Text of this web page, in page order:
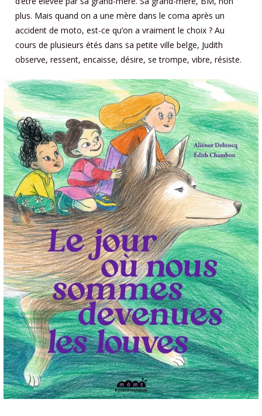
plus. Mais quand on a une mère dans le coma après un
accident de moto, est-ce qu’on a vraiment le choix ? Au
cours de plusieurs étés dans sa petite ville belge, Judith
observe, ressent, encaisse, désire, se trompe, vibre, résiste.